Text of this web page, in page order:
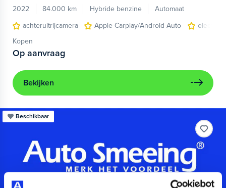
2022
84.000 km Hybride benzine
Automaat
achteruitrijcamera
Apple Carplay/Android Auto
Kopen
Op aanvraag
Bekijken
Beschikbaar